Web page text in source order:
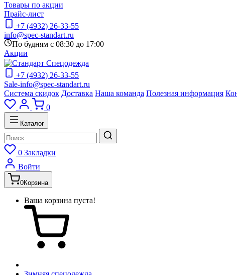
Товары по акции
Прайс-лист
+7 (4932) 26-33-55
info@spec-standart.ru
По будням с 08:30 до 17:00
Акции
+7 (4932) 26-33-55
Sale-info@spec-standart.ru
Система скидок Доставка Наша команда Полезная информация
0
Каталог
0 Закладки
Войти
0Корзина
Ваша корзина пуста!